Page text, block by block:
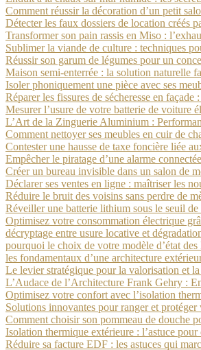
Comment réussir la décoration d’un petit
Détecter les faux dossiers de location créés
Transformer son pain rassis en Miso :
Sublimer la viande de culture : techniques
Réussir son garum de légumes pour un
Maison semi-enterrée : la solution naturelle
Isoler phoniquement une pièce avec ses
Réparer les fissures de sécheresse en façade
Mesurer l’usure de votre batterie de voiture
L’Art de la Zinguerie Aluminium :
Comment nettoyer ses meubles en cuir de
Contester une hausse de taxe foncière liée
Empêcher le piratage d’une alarme
Créer un bureau invisible dans un salon de
Déclarer ses ventes en ligne : maîtriser les
Réduire le bruit des voisins sans perdre de
Réveiller une batterie lithium sous le seuil
Optimisez votre consommation électrique
décryptage entre usure locative et
pourquoi le choix de votre modèle d’état
les fondamentaux d’une architecture
Le levier stratégique pour la valorisation et
L’Audace de l’Architecture Frank Gehry :
Optimisez votre confort avec l’isolation
Solutions innovantes pour ranger et protéger
Comment choisir son pommeau de douche
Isolation thermique extérieure : l’astuce
Réduire sa facture EDF : les astuces qui